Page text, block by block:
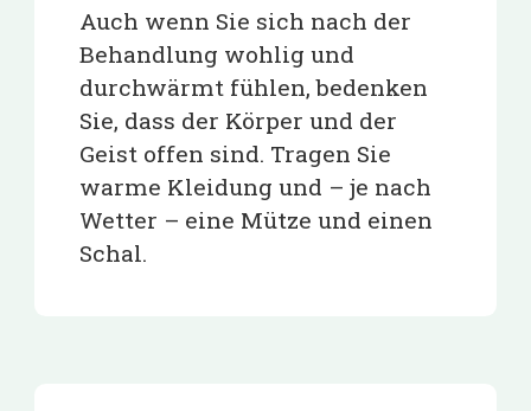
Auch wenn Sie sich nach der
Behandlung wohlig und
durchwärmt fühlen, bedenken
Sie, dass der Körper und der
Geist offen sind. Tragen Sie
warme Kleidung und – je nach
Wetter – eine Mütze und einen
Schal.